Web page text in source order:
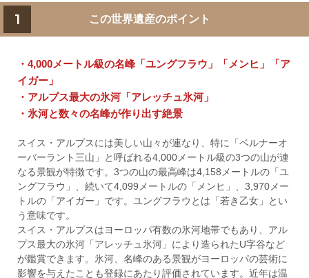
1 この世界遺産のポイント
・4,000メートル級の名峰「ユングフラウ」「メンヒ」「ア
イガー」
・アルプス最大の氷河「アレッチュ氷河」
・氷河と数々の名峰が作り出す絶景
スイス・アルプスには美しい山々が連なり、特に「ベルナーオ
ーバーラント三山」と呼ばれる4,000メートル級の3つの山が連
なる景観が特徴です。3つの山の最高峰は4,158メートルの「ユ
ングフラウ」、続いて4,099メートルの「メンヒ」、3,970メー
トルの「アイガー」です。ユングフラウとは「若き乙女」とい
う意味です。
スイス・アルプスはヨーロッパ有数の氷河地帯でもあり、アル
プス最大の氷河「アレッチュ氷河」により造られたU字谷など
が鑑賞できます。氷河、名峰のある景観がヨーロッパの芸術に
影響を与えたことも登録にあたり評価されています。近年は温